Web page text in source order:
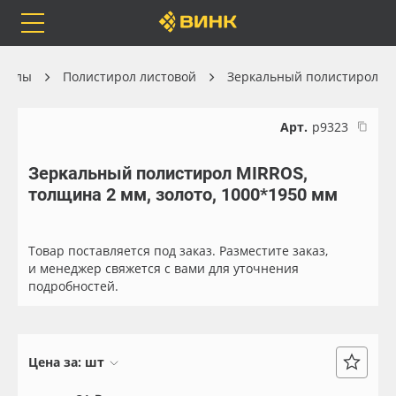
Каталог
Бренды
Оплата
Весь каталог
Самоклеящиеся плёнки
Чернила
Полистирол листовой Зеркальный полистирол
Арт. р9323
Зеркальный полистирол MIRROS,
толщина 2 мм, золото, 1000*1950 мм
Товар поставляется под заказ. Разместите заказ,
и менеджер свяжется с вами для уточнения
подробностей.
Цена за: шт